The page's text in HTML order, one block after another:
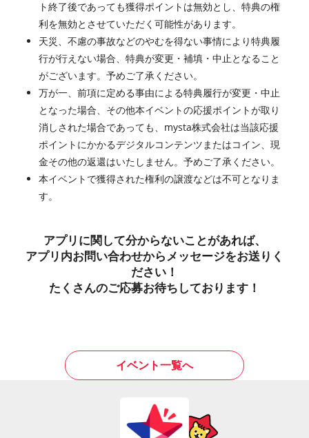
ト終了後であっても獲得ポイントは無効とし、特典の権
利を無効とさせていただく可能性があります。
天災、不慮の事故などのやむを得ない事情により特典履
行が行えない場合、特典が変更・補填・中止となること
がございます。予めご了承ください。
万が一、前項に定める事由による特典履行が変更・中止
となった場合、その他本イベントの応援ポイントが取り
消しされた場合であっても、mysta株式会社は当該応援
ポイントにかかるデジタルコンテンツまたはコイン、現
金その他の返還はいたしません。予めご了承ください。
本イベントで獲得された権利の譲渡などは不可となりま
す。
アプリに関して分からないことがあれば、
アプリ内お問い合わせからメッセージをお送りく
ださい！
たくさんのご応募お待ちしております！
イベント一覧へ